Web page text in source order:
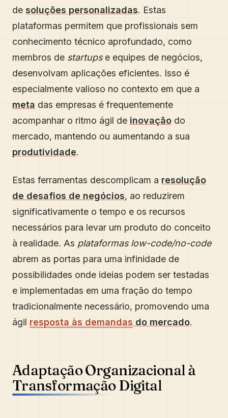
de soluções personalizadas. Estas
plataformas permitem que profissionais sem
conhecimento técnico aprofundado, como
membros de startupse equipes de negócios,
desenvolvam aplicações eficientes. Isso é
especialmente valioso no contexto em que a
meta das empresas é frequentemente
acompanhar o ritmo ágil de inovação do
mercado, mantendo ou aumentando a sua
produtividade.
Estas ferramentas descomplicam a resolução
de desafios de negócios, ao reduzirem
significativamente o tempo e os recursos
necessários para levar um produto do conceito
à realidade. As plataformas low-code/no-code
abrem as portas para uma infinidade de
possibilidades onde ideias podem ser testadas
e implementadas em uma fração do tempo
tradicionalmente necessário, promovendo uma
ágil resposta às demandas do mercado.
Adaptação Organizacional à
Transformação Digital